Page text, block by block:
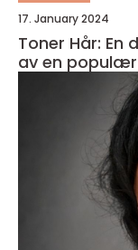
17. January 2024
Toner Hår:
av en